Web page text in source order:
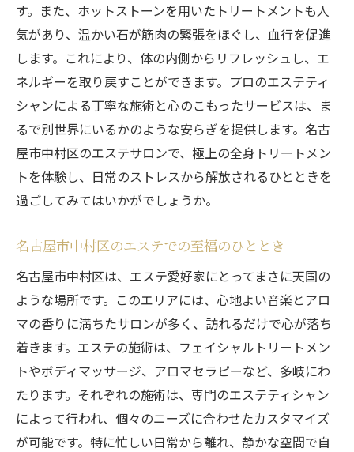
す。また、ホットストーンを用いたトリートメントも人
気があり、温かい石が筋肉の緊張をほぐし、血行を促進
します。これにより、体の内側からリフレッシュし、エ
ネルギーを取り戻すことができます。プロのエステティ
シャンによる丁寧な施術と心のこもったサービスは、ま
るで別世界にいるかのような安らぎを提供します。名古
屋市中村区のエステサロンで、極上の全身トリートメン
トを体験し、日常のストレスから解放されるひとときを
過ごしてみてはいかがでしょうか。
名古屋市中村区のエステでの至福のひととき
名古屋市中村区は、エステ愛好家にとってまさに天国の
ような場所です。このエリアには、心地よい音楽とアロ
マの香りに満ちたサロンが多く、訪れるだけで心が落ち
着きます。エステの施術は、フェイシャルトリートメン
トやボディマッサージ、アロマセラピーなど、多岐にわ
たります。それぞれの施術は、専門のエステティシャン
によって行われ、個々のニーズに合わせたカスタマイズ
が可能です。特に忙しい日常から離れ、静かな空間で自